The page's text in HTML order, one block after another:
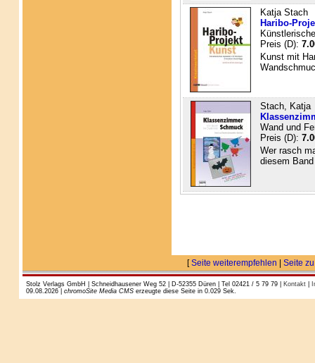
Katja Stach
Haribo-
Preis (D):
Kunst mit
Stach, Katja
Wand und
Preis (D):
Wer rasch
diesem
[Seite weiterempfehlen Seite
Stolz Verlags GmbH | Schneidhausener Weg 52 | D-52355 Düren | Tel 02421 / 5 79 79 | Kontakt|
09.08.2026 | chromoSite Media CMSerzeugte diese Seite in 0.029 Sek.